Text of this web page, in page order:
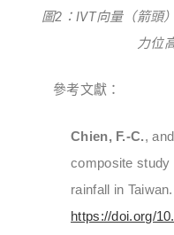
圖2：IVT向量（箭頭
力位
參考文獻：
Chien, F.-C.,
composite study
rainfall in
https://doi.org/